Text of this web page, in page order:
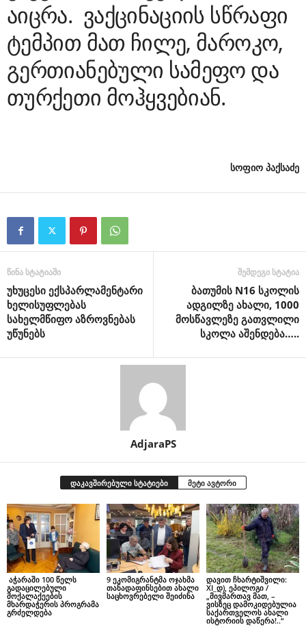
აიცრა. ვაქცინაციის სწრაფი
ტემპით მათ ჩილე, მაროკო,
გერთიანებული სამეფო და
თურქეთი მოჰყვებიან.
სოფიო პაქსაძე
წინა სტატიაში
უხუცესი ექსპარლამენტარი
ხელისუფლებას
სახელმწიფო აზროვნებას
უწუნებს
შემდეგი სტატია
ბათუმის N16 სკოლის
ადგილზე ახალი, 1000
მოსწავლეზე გათვლილი
სკოლა აშენდება…..
AdjaraPS
დაკავშირებული სტატიები მეტი ავტორი
აჭარაში 100 წელს
გადაცილებული
მოქალაქეების
მხარდაჭერის პროგრამა
გრძელდება
9 ეკომიგრანტმა ოჯახმა
თანადაფინსებით ახალი
საცხოვრებელი შეიძინა
დავით ჩხარტიშვილი:
XI_დ), ეპილოგი /
„მივმართავ მათ, –
ვისზეც დამოკიდებულია
საქართველოს ახალი
ისტორიის დაწერა!..“